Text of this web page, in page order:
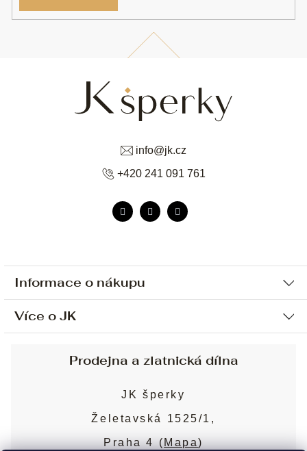
Informace o nákupu
Ochrana osobních údajů
Sjednání osobní schůzky
Obchodní podmínky
Puncovní značky
Více o JK
Blog
info@jk.cz
+420 241 091 761
Prodejna a zlatnická dílna
JK šperky
Želetavská 1525/1,
Praha 4 ( Mapa)